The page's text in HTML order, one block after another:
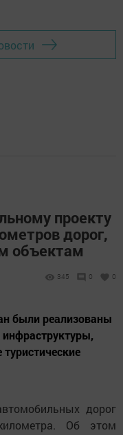
проекту
дорог,
объектам
345 0 0
были реализованы
дорог
Об этом